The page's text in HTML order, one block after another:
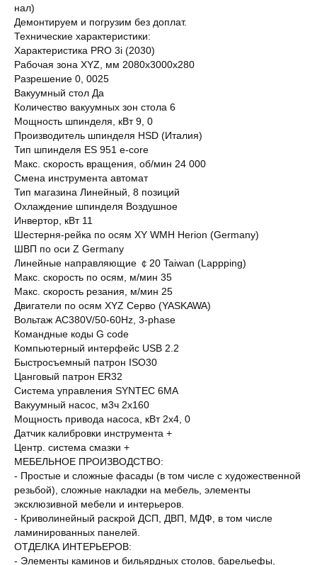
нал)
Демонтируем и погрузим без доплат.
Технические характеристики:
Характеристика PRO 3i (2030)
Рабочая зона XYZ, мм 2080х3000х280
Разрешение 0, 0025
Вакуумный стол Да
Количество вакуумных зон стола 6
Мощность шпинделя, кВт 9, 0
Производитель шпинделя HSD (Италия)
Тип шпинделя ES 951 e-core
Макс. скорость вращения, об/мин 24 000
Смена инструмента автомат
Тип магазина Линейный, 8 позиций
Охлаждение шпинделя Воздушное
Инвертор, кВт 11
Шестерня-рейка по осям XY WMH Herion (Germany)
ШВП по оси Z Germany
Линейные направляющие ￠20 Taiwan (Lappping)
Макс. скорость по осям, м/мин 35
Макс. скорость резания, м/мин 25
Двигатели по осям XYZ Серво (YASKAWA)
Вольтаж AC380V/50-60Hz, 3-phase
Командные коды G code
Компьютерный интерфейс USB 2.2
Быстросъемный патрон ISO30
Цанговый патрон ER32
Система управления SYNTEC 6MA
Вакуумный насос, м3ч 2х160
Мощность привода насоса, кВт 2х4, 0
Датчик калибровки инструмента +
Центр. система смазки +
МЕБЕЛЬНОЕ ПРОИЗВОДСТВО:
- Простые и сложные фасады (в том числе с художественной
резьбой), сложные накладки на мебель, элементы
эксклюзивной мебели и интерьеров.
- Криволинейный раскрой ДСП, ДВП, МДФ, в том числе
ламинированных панелей.
ОТДЕЛКА ИНТЕРЬЕРОВ:
- Элементы каминов и бильярдных столов, барельефы,